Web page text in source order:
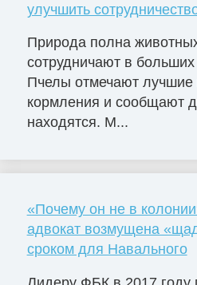
улучшить
Природа полна
сотрудничают в больших
Пчелы отмечают лучшие
кормления и сообщают
находятся. М...
«Почему он не в
адвокат возмущена
сроком для Навального